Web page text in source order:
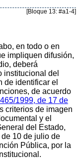
[Bloque 13: #a1-4]
en todo o en
impliquen difusión,
deberá
institucional del
de identificar el
de acuerdo
1999, de 17 de
criterios de imagen
y el
del Estado,
10 de julio de
Pública, por la